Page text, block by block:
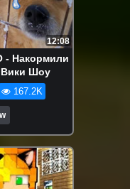
12:08
Накормили
Вики Шоу
167.2K